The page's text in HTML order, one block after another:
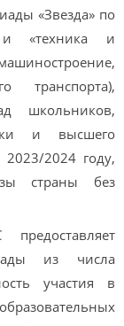
«Звезда» по
и «техника и
транспорта),
школьников,
и высшего
2024 году,
страны без
из числа
участия в